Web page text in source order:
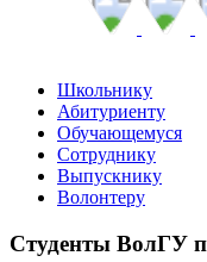
Школьнику
Абитуриенту
Обучающемуся
Сотруднику
Выпускнику
Волонтеру
Студенты ВолГУ